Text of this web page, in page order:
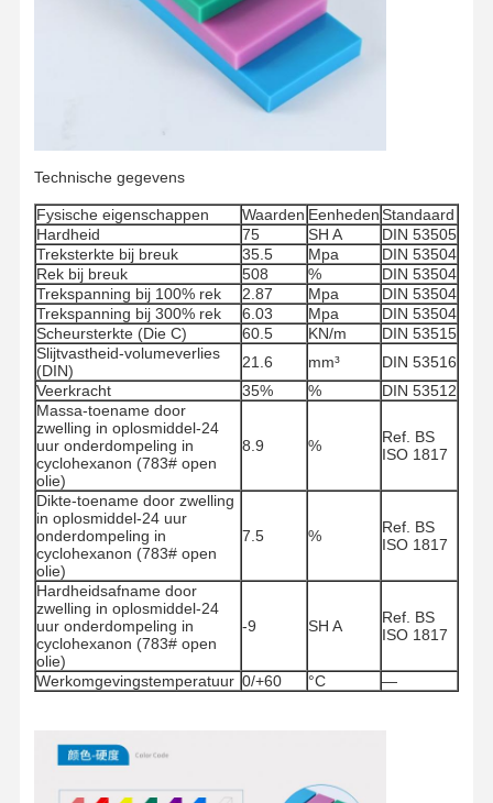
Thuis Producten
Fabrieksreis Kwaliteitscont
Technische gegevens
Fysische eigenschappen Waarden EenhedenStandaard
Hardheid
75 SH A
DIN 53505
Treksterkte bij breuk
35.5 Mpa
DIN 53504
Rek bij breuk
508 %
DIN 53504
Trekspanning bij 100% rek
2.87 Mpa
DIN 53504
Trekspanning bij 300% rek
6.03 Mpa
DIN 53504
Scheursterkte (Die C)
60.5 KN/m
DIN 53515
Slijtvastheid-volumeverlies
(DIN)
21.6 mm³
DIN 53516
Veerkracht
35% %
DIN 53512
Massa-toename door
zwelling in oplosmiddel-24
uur onderdompeling in
cyclohexanon (783# open
olie)
8.9 %
Ref. BS
ISO 1817
Dikte-toename door zwelling
in oplosmiddel-24 uur
onderdompeling in
cyclohexanon (783# open
olie)
7.5 %
Ref. BS
ISO 1817
Hardheidsafname door
zwelling in oplosmiddel-24
uur onderdompeling in
cyclohexanon (783# open
olie)
-9 SH A
Ref. BS
ISO 1817
Werkomgevingstemperatuur 0/+60 °C —